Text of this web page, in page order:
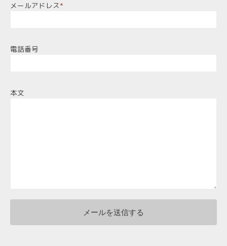
メールアドレス*
電話番号
本文